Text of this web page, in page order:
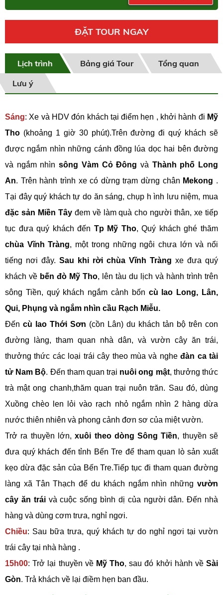
ĐẶT TOUR NGAY
Lịch trình Bảng giá Tour
Tổng quan
Lưu ý
Sáng: Xe và HDV đón khách tại điểm hẹn , khởi hành đi Mỹ
Tho (khoảng 1 giờ 30 phút).Trên đường đi quý khách sẽ
được ngắm nhìn những cánh đồng lúa dọc hai bên đường
và ngắm nhìnsông Vàm Cỏ Đông và Thành phố Long
An. Trên hành trình xe có dừng trạm dừng chân Mekong .
Tại đây quý khách tự do ăn sáng, chụp h ình lưu niệm, mua
đặc sản Miền Tâyđem về làm quà cho người thân, xe tiếp
tục đưa quý khách đến Tp Mỹ Tho, Quý khách ghé thăm
chùa Vĩnh Tràng, một trong những ngôi chưa lớn và nổi
tiếng nơi đây. Sau khi rời chùa Vĩnh Tràng xe đưa quý
khách về bến đò Mỹ Tho, lên tàu du lịch và hành trình trên
sông Tiền, quý khách ngắm cảnh bốn cù lao Long, Lân,
Qui, Phụng và ngắm nhìn cầu Rạch Miễu.
Đến cù lao Thới Sơn (cồn Lân) du khách tản bộ trên con
đường làng, tham quan nhà dân, và vườn cây ăn trái,
thưởng thức các loại trái cây theo mùa và ngheđàn ca tài
tử Nam Bộ. Đến tham quan trại nuôi ong mật, thưởng thức
trà mật ong chanh,thăm quan trại nuôn trăn. Sau đó, dùng
Xuồng chèo len lỏi vào rạch nhỏ ngắm nhìn 2 hàng dừa
nước thiên nhiên và phong cảnh đơn sơ của miệt vườn.
Trở ra thuyền lớn,xuôi theo dòng Sông Tiền, thuyền sẽ
đưa quý khách đến tỉnh Bến Tre để tham quan lò sản xuất
kẹo dừa đặc sản của Bến Tre.Tiếp tục đi tham quan đường
làng xã Tân Thạch để du khách ngắm nhìn những vườn
cây ăn tráivà cuộc sống bình dị của người dân. Đến nhà
hàng và dùng cơm trưa, nghỉ ngơi.
Chiều: Sau bữa trưa, quý khách tự do nghỉ ngơi tại vườn
trái cây tại nhà hàng .
15h00: Trở lại thuyền về Mỹ Tho, sau đó khởi hành vềSài
Gòn. Trả khách về lại điềm hẹn ban đầu.